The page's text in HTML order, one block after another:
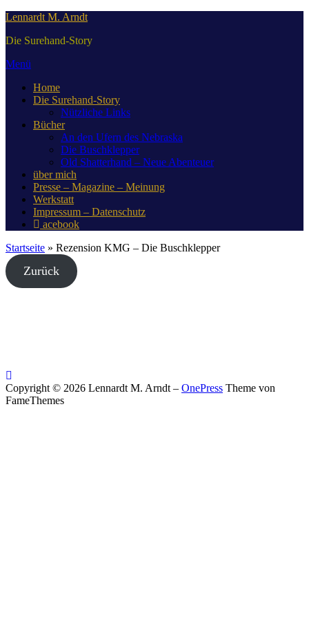
Zum
springen
Lennardt M. Arndt
Die Surehand-Story
Menü
Home
Die Surehand-Story
Nützliche Links
Bücher
An den Ufern des Nebraska
Die Buschklepper
Old Shatterhand – Neue Abenteuer
über mich
Presse – Magazine – Meinung
Werkstatt
Impressum – Datenschutz
acebook
Startseite » Rezension KMG – Die Buschklepper
Zurück
Copyright © 2026 Lennardt M. Arndt – OnePress Theme von
FameThemes